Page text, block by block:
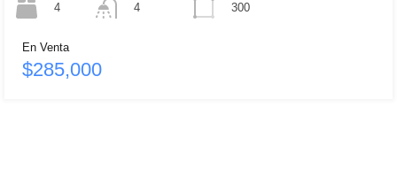
4
4
300
En Venta
$285,000